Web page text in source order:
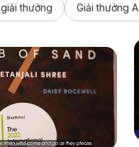
giải thưởng Giải thưởng